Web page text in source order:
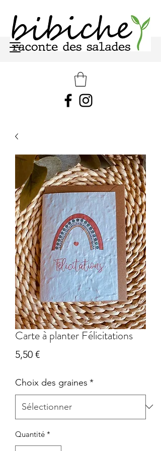
Carte à planter Félicitations
5,50 €Prix
Choix des graines *
Quantité *